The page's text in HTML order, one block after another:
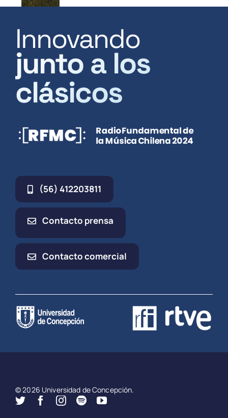
Innovando
junto a los
clásicos
(56) 412203811
Contacto prensa
Contacto comercial
© 2026 Universidad de Concepción.